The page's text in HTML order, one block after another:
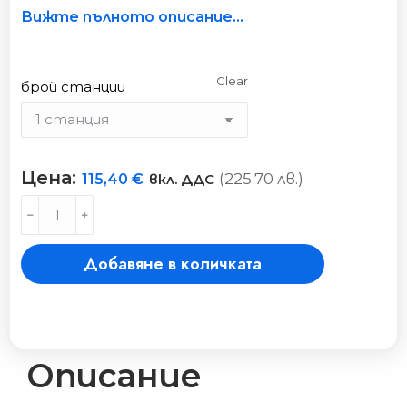
Вижте пълното описание...
брой станции Clear
Цена:115,40€ вкл. ДДС (225.70 лв.)
BT1
–
програматор
﹣ ﹢
Добавяне в количката
Описание